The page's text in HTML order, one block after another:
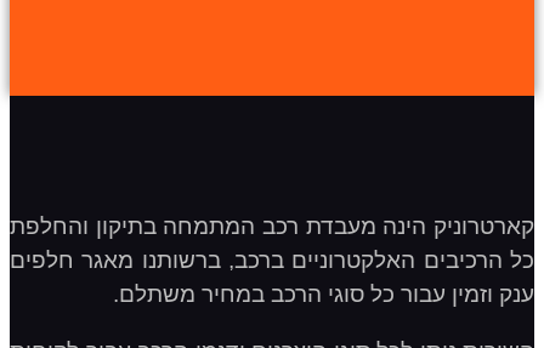
קארטרוניק הינה מעבדת רכב המתמחה בתיקון והחלפת
כל הרכיבים האלקטרוניים ברכב, ברשותנו מאגר חלפים
ענק וזמין עבור כל סוגי הרכב במחיר משתלם.